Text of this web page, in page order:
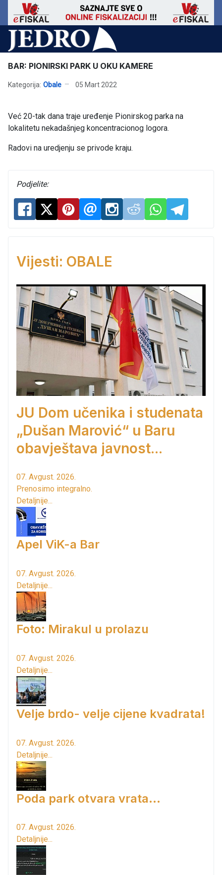
BAR: PIONIRSKI PARK U OKU KAMERE
Kategorija: Obale 05 Mart 2022
Već 20-tak dana traje uređenje Pionirskog parka na
lokalitetu nekadašnjeg koncentracionog logora.
Radovi na uredjenju se privode kraju.
Podjelite:
Vijesti: OBALE
JU Dom učenika i studenata
„Dušan Marović“ u Baru
obavještava javnost...
07. Avgust. 2026.
Prenosimo integralno.
Detaljnije...
Apel ViK-a Bar
07. Avgust. 2026.
Detaljnije...
Foto: Mirakul u prolazu
07. Avgust. 2026.
Detaljnije...
Velje brdo- velje cijene kvadrata!
07. Avgust. 2026.
Detaljnije...
Poda park otvara vrata...
07. Avgust. 2026.
Detaljnije...